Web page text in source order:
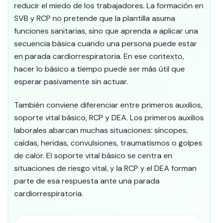
reducir el miedo de los trabajadores. La formación en
SVB y RCP no pretende que la plantilla asuma
funciones sanitarias, sino que aprenda a aplicar una
secuencia básica cuando una persona puede estar
en parada cardiorrespiratoria. En ese contexto,
hacer lo básico a tiempo puede ser más útil que
esperar pasivamente sin actuar.
También conviene diferenciar entre primeros auxilios,
soporte vital básico, RCP y DEA. Los primeros auxilios
laborales abarcan muchas situaciones: síncopes,
caídas, heridas, convulsiones, traumatismos o golpes
de calor. El soporte vital básico se centra en
situaciones de riesgo vital, y la RCP y el DEA forman
parte de esa respuesta ante una parada
cardiorrespiratoria.